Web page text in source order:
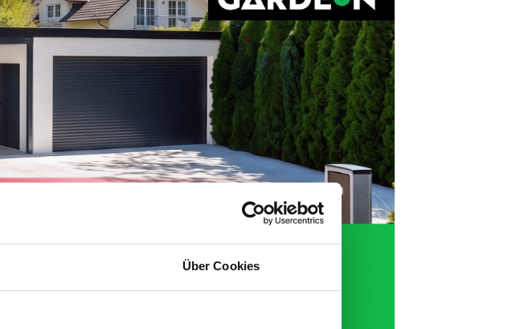
Über Cookies